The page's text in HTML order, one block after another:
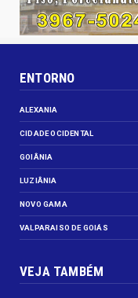
ENTORNO
ALEXANIA
CIDADE OCIDENTAL
GOIÂNIA
LUZIÂNIA
NOVO GAMA
VALPARAISO DE GOIÁS
VEJA TAMBÉM